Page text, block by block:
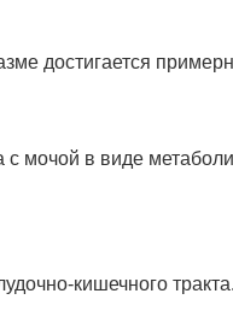
достигается
мочой в виде
кишечного тракта.